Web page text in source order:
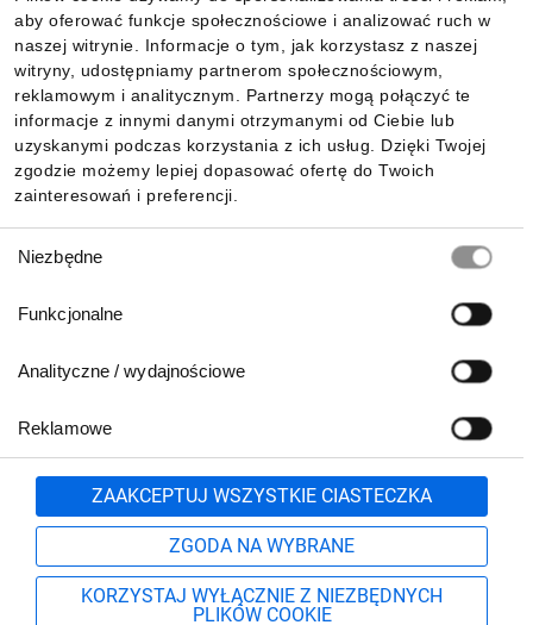
aby oferować funkcje społecznościowe i analizować ruch w
naszej witrynie. Informacje o tym, jak korzystasz z naszej
witryny, udostępniamy partnerom społecznościowym,
reklamowym i analitycznym. Partnerzy mogą połączyć te
informacje z innymi danymi otrzymanymi od Ciebie lub
uzyskanymi podczas korzystania z ich usług. Dzięki Twojej
zgodzie możemy lepiej dopasować ofertę do Twoich
zainteresowań i preferencji.
zgody
Niezbędne
Funkcjonalne
Analityczne / wydajnościowe
Reklamowe
ZAAKCEPTUJ WSZYSTKIE CIASTECZKA
ZGODA NA WYBRANE
KORZYSTAJ WYŁĄCZNIE Z NIEZBĘDNYCH
PLIKÓW COOKIE
Informacje
Pobierz naszą aplikację mobilną:
801 500 700 lub
71 37 61 600
Formularz kontaktowy